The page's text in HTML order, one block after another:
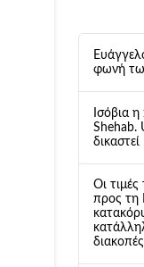
φωνή
Ισόβια
Shehab.
Οι
προς τη